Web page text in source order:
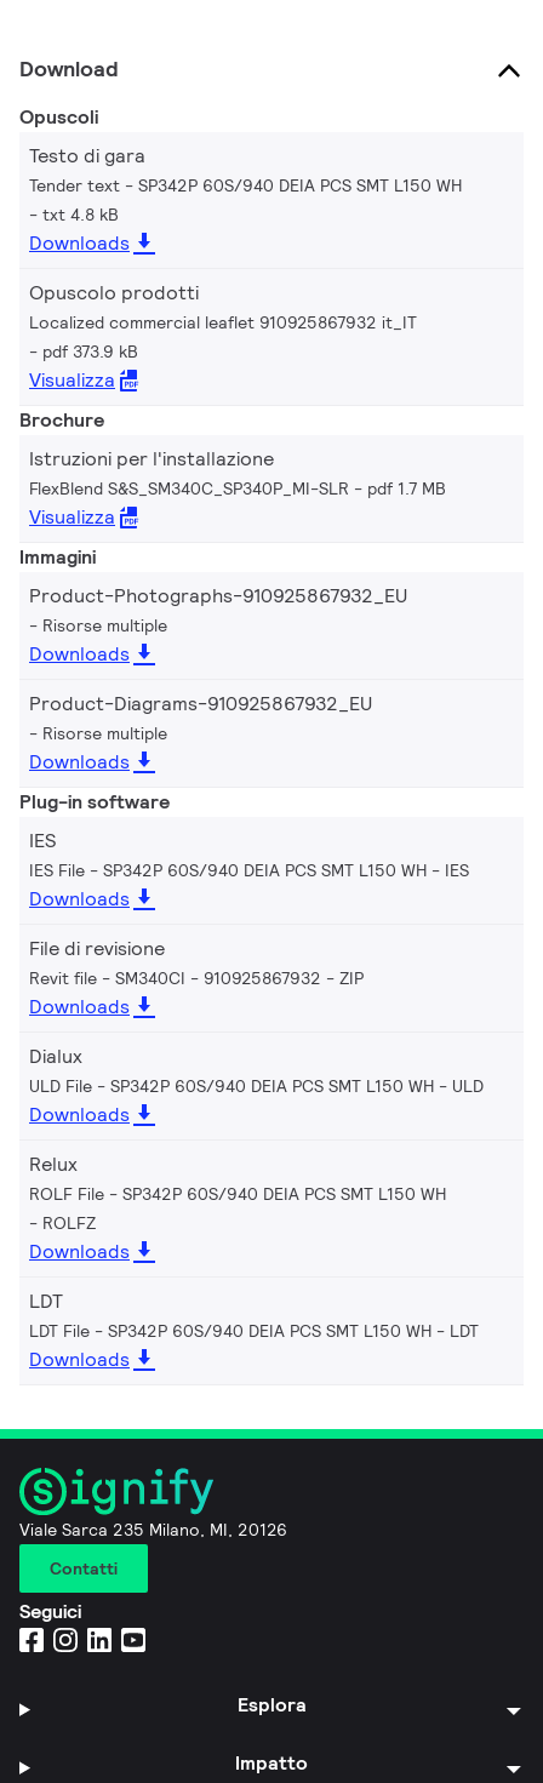
Download
Opuscoli
Testo di gara
Tender text - SP342P 60S/940 DEIA PCS SMT L150 WH
txt 4.8 kB
Downloads
Opuscolo prodotti
Localized commercial leaflet 910925867932 it_IT
pdf 373.9 kB
Visualizza
Brochure
Istruzioni per l'installazione
FlexBlend S&S_SM340C_SP340P_MI-SLR pdf 1.7 MB
Visualizza
Immagini
Product-Photographs-910925867932_EU
Risorse multiple
Downloads
Product-Diagrams-910925867932_EU
Risorse multiple
Downloads
Plug-in software
IES
IES File - SP342P 60S/940 DEIA PCS SMT L150 WH IES
Downloads
File di revisione
Revit file - SM340CI - 910925867932 ZIP
Downloads
Dialux
ULD File - SP342P 60S/940 DEIA PCS SMT L150 WH ULD
Downloads
Relux
ROLF File - SP342P 60S/940 DEIA PCS SMT L150 WH
ROLFZ
Downloads
LDT
LDT File - SP342P 60S/940 DEIA PCS SMT L150 WH LDT
Downloads
Viale Sarca 235 Milano, MI, 20126
Contatti
Seguici
Esplora
Impatto